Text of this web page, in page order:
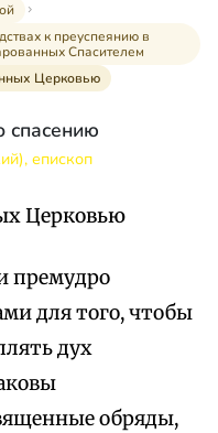
к преуспеянию в
Спасителем
Церковью
спасению
епископ
Церковью
премудро
для того, чтобы
дух
обряды,